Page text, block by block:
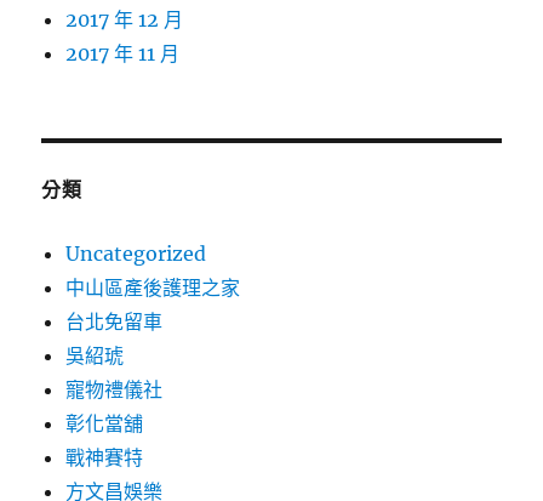
2017 年 12 月
2017 年 11 月
分類
Uncategorized
中山區產後護理之家
台北免留車
吳紹琥
寵物禮儀社
彰化當舖
戰神賽特
方文昌娛樂